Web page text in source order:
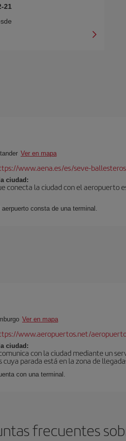
21
Ver en mapa
www.aena.es/es/seve-
ciudad:
conecta la ciudad con el aeropuerto
aerpuerto consta de una terminal.
Ver en mapa
www.aeropuertos.net/
ciudad:
con la ciudad mediante un
cuya parada está en la zona de
con una terminal.
frecuentes